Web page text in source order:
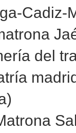
Cadiz-
del